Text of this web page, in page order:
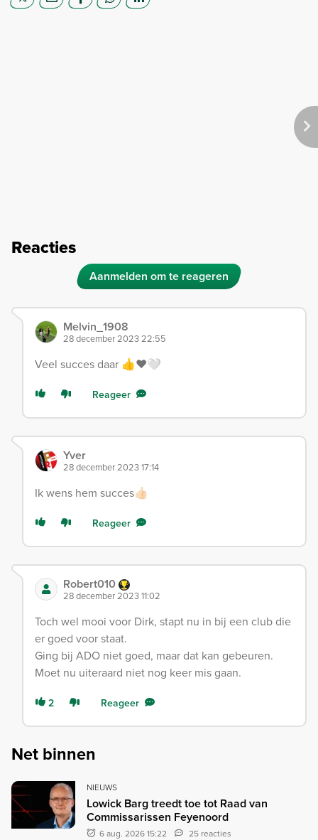
Reacties
Aanmelden om te reageren
Melvin_1908
28 december 2023 22:55
Veel succes daar 👍❤️🤍
Reageer
Yver
28 december 2023 17:14
Ik wens hem succes👍🏻
Reageer
Robert010
28 december 2023 11:02
Toch wel mooi voor Dirk, stapt nu in bij een club die
er goed voor staat.
Ging bij ADO niet goed, maar dat kan gebeuren.
Moet nu uiteraard niet nog keer mis gaan.
2 Reageer
Net binnen
NIEUWS
Lowick Barg treedt toe tot Raad van
Commissarissen Feyenoord
6 aug. 2026 15:22 25 reacties